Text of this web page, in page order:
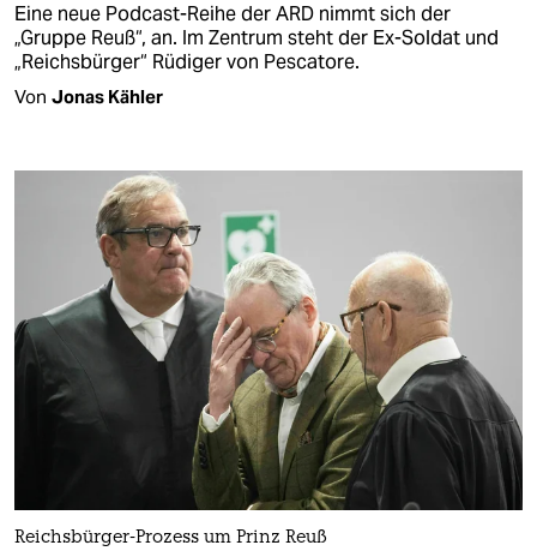
Eine neue Podcast-Reihe der ARD nimmt sich der
„Gruppe Reuß“, an. Im Zentrum steht der Ex-Soldat und
„Reichsbürger“ Rüdiger von Pescatore.
Von Jonas Kähler
Reichsbürger-Prozess um Prinz Reuß